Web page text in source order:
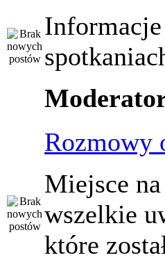
Rozmowy
Miejsce
wszelkie
które